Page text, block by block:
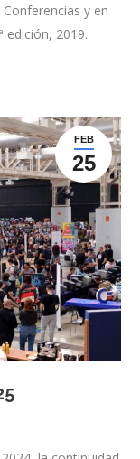
y en
edición, 2019.
FEB
25